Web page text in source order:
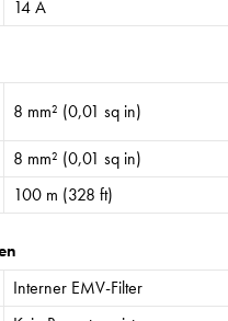
14 A
8 mm² (0,01 sq in)
8 mm² (0,01 sq in)
100 m (328 ft)
Interner EMV-Filter